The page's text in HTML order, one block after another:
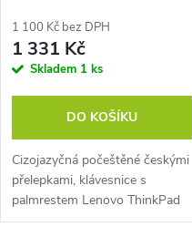
1 100 Kč bez DPH
1 331 Kč
Skladem 1 ks
DO KOŠÍKU
Cizojazyčná počeštěné českými
přelepkami, klávesnice s
palmrestem Lenovo ThinkPad
E14, použitá, Lenovo Part No. –